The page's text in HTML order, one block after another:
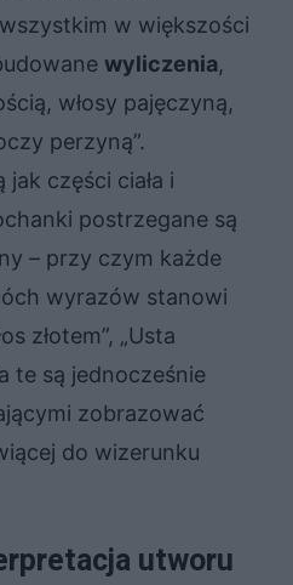
w większości
wyliczenia,
włosy pajęczyną,
perzyną”.
części ciała i
postrzegane są
– przy czym każde
wyrazów stanowi
złotem”, „Usta
te są jednocześnie
zobrazować
do wizerunku
utworu